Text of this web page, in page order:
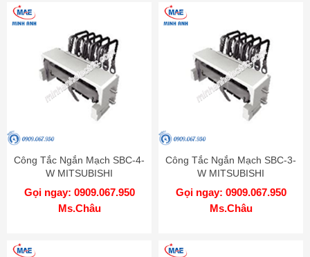
Công Tắc Ngắn Mạch SBC-4-
W MITSUBISHI
Gọi ngay: 0909.067.950
Ms.Châu
Công Tắc Ngắn Mạch SBC-3-
W MITSUBISHI
Gọi ngay: 0909.067.950
Ms.Châu